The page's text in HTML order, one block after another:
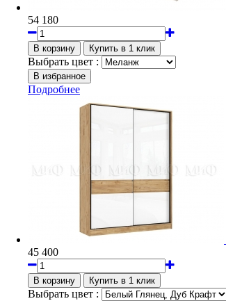
54 180
Выбрать цвет :
Подробнее
45 400
Выбрать цвет :